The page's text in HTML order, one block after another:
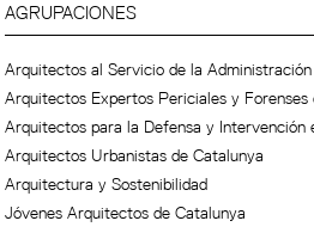
AGRUPACIONES
Arquitectos al Servicio de la
Arquitectos Expertos Periciales y Forenses
Arquitectos para la Defensa y Intervención
Arquitectos Urbanistas de Catalunya
Arquitectura y Sostenibilidad
Jóvenes Arquitectos de Catalunya